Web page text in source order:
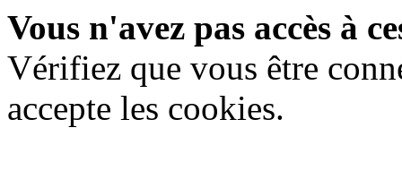
Vous n'avez pas accès à
Vérifiez que vous être
accepte les cookies.